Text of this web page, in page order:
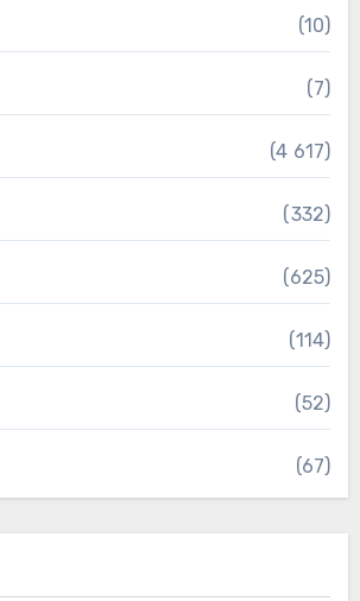
(10)
(7)
(4 617)
(332)
(625)
(114)
(52)
(67)